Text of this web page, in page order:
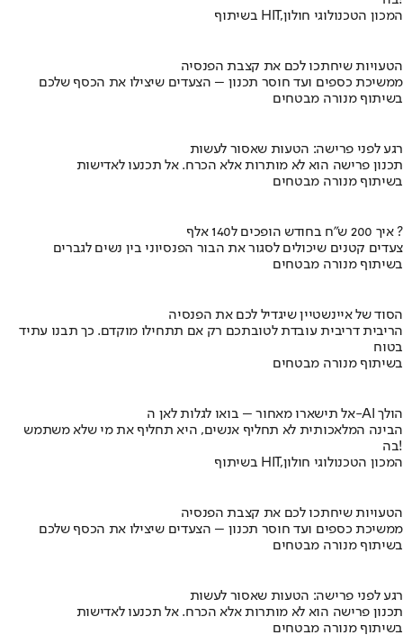
בשיתוף HIT,המכון הטכנולוגי חולון
הטעויות שיחתכו לכם את קצבת הפנסיה
ממשיכת כספים ועד חוסר תכנון – הצעדים שיצילו את הכסף שלכם
בשיתוף מנורה מבטחים
רגע לפני פרישה: הטעות שאסור לעשות
תכנון פרישה הוא לא מותרות אלא הכרח. אל תכנעו לאדישות
בשיתוף מנורה מבטחים
איך 200 ש"ח בחודש הופכים ל140 אלף ?
צעדים קטנים שיכולים לסגור את הבור הפנסיוני בין נשים לגברים
בשיתוף מנורה מבטחים
הסוד של איינשטיין שיגדיל לכם את הפנסיה
הריבית דריבית עובדת לטובתכם רק אם תתחילו מוקדם. כך תבנו עתיד
בטוח
בשיתוף מנורה מבטחים
אל תישארו מאחור – בואו לגלות לאן ה-AI הולך
הבינה המלאכותית לא תחליף אנשים, היא תחליף את מי שלא משתמש
בה!
בשיתוף HIT,המכון הטכנולוגי חולון
הטעויות שיחתכו לכם את קצבת הפנסיה
ממשיכת כספים ועד חוסר תכנון – הצעדים שיצילו את הכסף שלכם
בשיתוף מנורה מבטחים
רגע לפני פרישה: הטעות שאסור לעשות
תכנון פרישה הוא לא מותרות אלא הכרח. אל תכנעו לאדישות
בשיתוף מנורה מבטחים